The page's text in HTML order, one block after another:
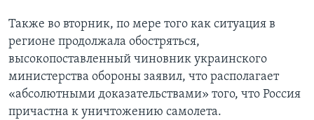
Также во вторник, по мере того как ситуация в
регионе продолжала обостряться,
высокопоставленный чиновник украинского
министерства обороны заявил, что располагает
«абсолютными доказательствами» того, что Россия
причастна к уничтожению самолета.